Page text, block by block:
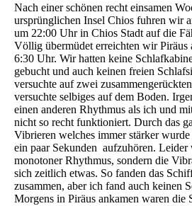
Nach einer schönen recht einsamen
ursprünglichen Insel Chios fuhren wir
um 22:00 Uhr in Chios Stadt auf die
Völlig übermüdet erreichten wir Piräus
6:30 Uhr. Wir hatten keine
gebucht und auch keinen freien
versuchte auf zwei
versuchte selbiges auf dem Boden.
einen anderen Rhythmus als ich und
nicht so recht funktioniert. Durch das
Vibrieren welches immer stärker
ein paar Sekunden aufzuhören. Leider
monotoner Rhythmus, sondern die
sich zeitlich etwas. So fanden das
zusammen, aber ich fand auch keinen
Morgens in Piräus ankamen waren die